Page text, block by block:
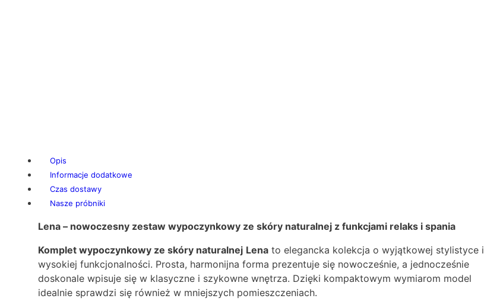
Opis
Informacje dodatkowe
Czas dostawy
Nasze próbniki
Lena – nowoczesny zestaw wypoczynkowy ze skóry naturalnej z funkcjami relaks i spania
Komplet wypoczynkowy ze skóry naturalnej Lena to elegancka kolekcja o wyjątkowej stylistyce i
wysokiej funkcjonalności. Prosta, harmonijna forma prezentuje się nowocześnie, a jednocześnie
doskonale wpisuje się w klasyczne i szykowne wnętrza. Dzięki kompaktowym wymiarom model
idealnie sprawdzi się również w mniejszych pomieszczeniach.